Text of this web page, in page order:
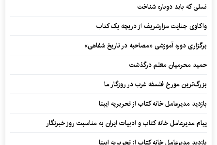
نسلی که باید دوباره شناخت
واکاوی جنایت مزارشریف از دریچه یک کتاب
برگزاری دوره آموزشی «مصاحبه در تاریخ شفاهی»
حمید محرمیان معلم درگذشت
بزرگ‌ترین مورخ فلسفه غرب در روزگار ما
بازدید مدیرعامل خانه کتاب از تحریریه ایبنا
پیام مدیرعامل خانه کتاب و ادبیات ایران به مناسبت روز خبرنگار
بازدید مدیرعامل خانه کتاب از تحریریه ایبنا